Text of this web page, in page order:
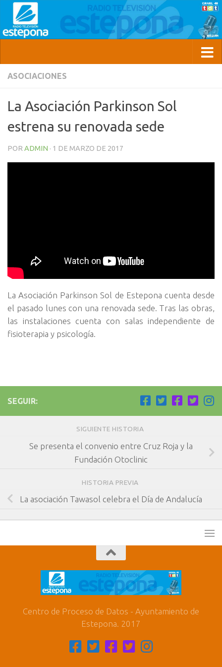
ASOCIACIONES
La Asociación Parkinson Sol
estrena su renovada sede
POR ADMIN · 1 DE MARZO DE 2017
La Asociación Parkinson Sol de Estepona cuenta desde
el pasado lunes con una renovada sede. Tras las obras,
las instalaciones cuenta con salas independiente de
fisioterapia y psicología.
SEGUIR:
SIGUIENTE HISTORIA
Se presenta el convenio entre Cruz Roja y la
Fundación Otoclinic
HISTORIA PREVIA
La asociación Tawasol celebra el Día de Andalucía
Centro de Proceso de Datos - Ayuntamiento de
Estepona. 2017